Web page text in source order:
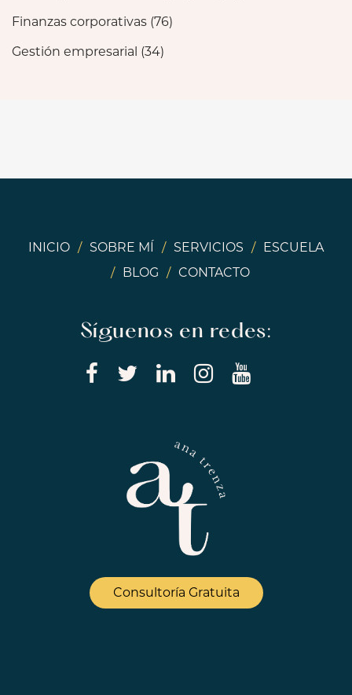
Finanzas corporativas (76)
Gestión empresarial (34)
INICIO / SOBRE MÍ / SERVICIOS / ESCUELA
/
BLOG / CONTACTO
Síguenos en redes:
Consultoría Gratuita